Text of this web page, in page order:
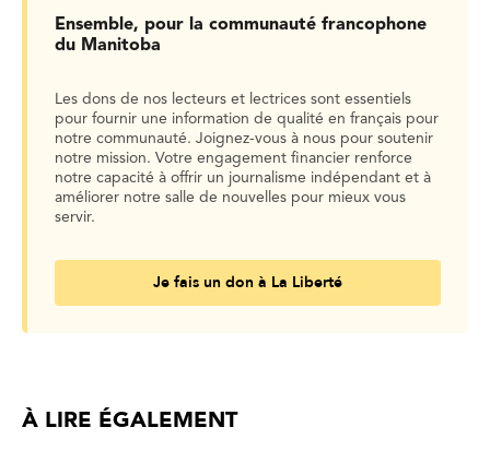
Ensemble, pour la communauté francophone
du Manitoba
Les dons de nos lecteurs et lectrices sont essentiels
pour fournir une information de qualité en français pour
notre communauté. Joignez-vous à nous pour soutenir
notre mission. Votre engagement financier renforce
notre capacité à offrir un journalisme indépendant et à
améliorer notre salle de nouvelles pour mieux vous
servir.
Je fais un don à La Liberté
À LIRE ÉGALEMENT